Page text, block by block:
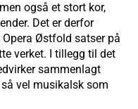
også et stort kor,
Det er derfor
Østfold satser på
verket. I tillegg til det
sammenlagt
vel musikalsk som